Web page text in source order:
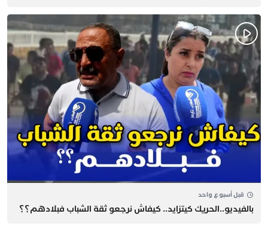
قبل أسبوع واحد
بالفيديو..الحريك كيتزايد.. كيفاش نرجعو ثقة الشباب فبلادهم؟؟